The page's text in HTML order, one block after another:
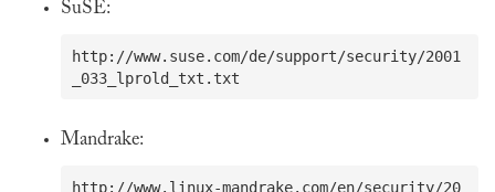
SuSE:
http://www.suse.com/de/support/security/2001
Mandrake:
http://www.linux-mandrake.com/en/security/20